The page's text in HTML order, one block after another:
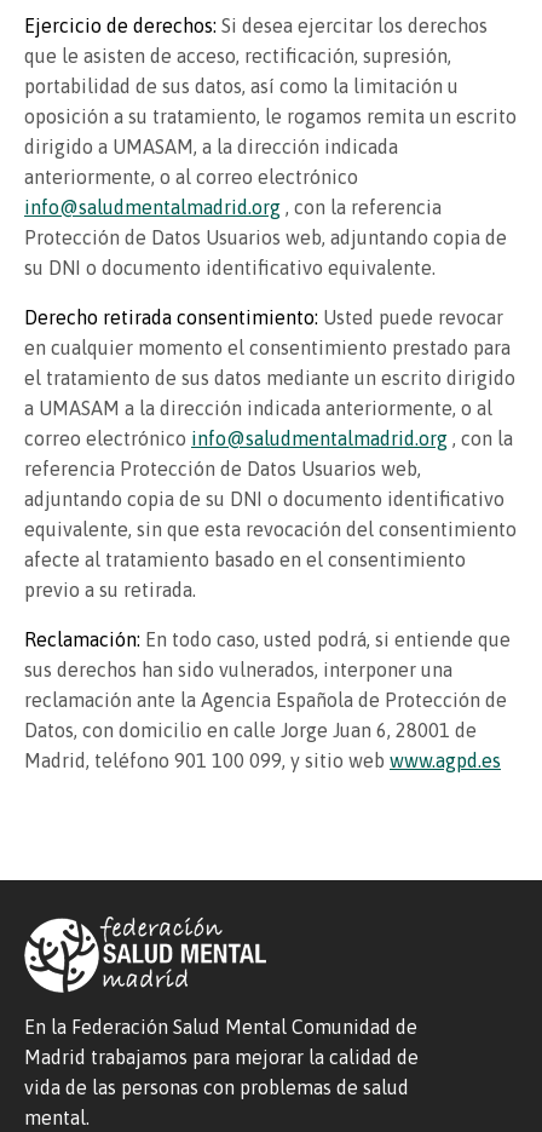
Ejercicio de derechos: Si desea ejercitar los derechos
que le asisten de acceso, rectificación, supresión,
portabilidad de sus datos, así como la limitación u
oposición a su tratamiento, le rogamos remita un escrito
dirigido a UMASAM, a la dirección indicada
anteriormente, o al correo electrónico
info@saludmentalmadrid.org , con la referencia
Protección de Datos Usuarios web, adjuntando copia de
su DNI o documento identificativo equivalente.
Derecho retirada consentimiento: Usted puede revocar
en cualquier momento el consentimiento prestado para
el tratamiento de sus datos mediante un escrito dirigido
a UMASAM a la dirección indicada anteriormente, o al
correo electrónico info@saludmentalmadrid.org , con la
referencia Protección de Datos Usuarios web,
adjuntando copia de su DNI o documento identificativo
equivalente, sin que esta revocación del consentimiento
afecte al tratamiento basado en el consentimiento
previo a su retirada.
Reclamación: En todo caso, usted podrá, si entiende que
sus derechos han sido vulnerados, interponer una
reclamación ante la Agencia Española de Protección de
Datos, con domicilio en calle Jorge Juan 6, 28001 de
Madrid, teléfono 901 100 099, y sitio web www.agpd.es
En la Federación Salud Mental Comunidad de
Madrid trabajamos para mejorar la calidad de
vida de las personas con problemas de salud
mental.